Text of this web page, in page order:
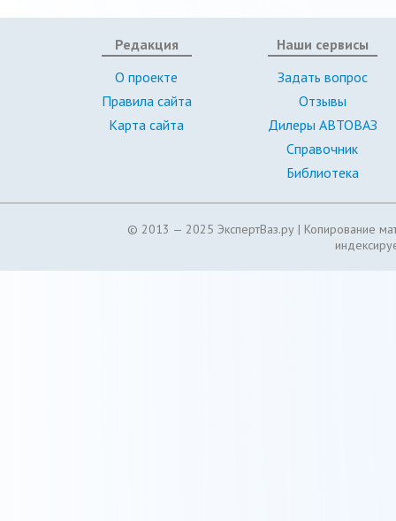
Редакция
О проекте
Правила сайта
Карта сайта
Наши сервисы
Задать вопрос
Отзывы
Дилеры АВТОВАЗ
Справочник
Библиотека
© 2013 — 2025 ЭкспертВаз.ру | Копирование